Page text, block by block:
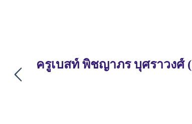
ครูเบสท์ พิชญาภร บุศราวงศ์ (